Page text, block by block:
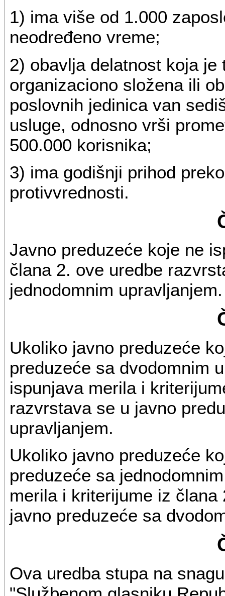
1) ima više od 1.000
neodređeno vreme;
2) obavlja delatnost koja
organizaciono složena ili
poslovnih jedinica van
usluge, odnosno vrši
500.000 korisnika;
3) ima godišnji prihod
protivvrednosti.
Javno preduzeće koje ne
člana 2. ove uredbe
jednodomnim upravljanjem.
Ukoliko javno preduzeće
preduzeće sa dvodomnim
ispunjava merila i
razvrstava se u javno
upravljanjem.
Ukoliko javno preduzeće
preduzeće sa
merila i kriterijume iz
javno preduzeće sa
Ova uredba stupa na